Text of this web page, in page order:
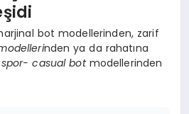
bot modellerinden, zarif
nden ya da rahatına
spor- casual botmodellerinden